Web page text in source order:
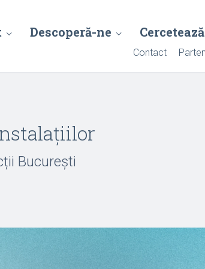
Descoperă-ne Cercetează
Contact
București